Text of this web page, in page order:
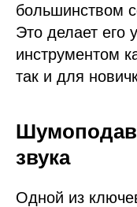
большинством
Это делает его
инструментом
так и для
звука
Одной из